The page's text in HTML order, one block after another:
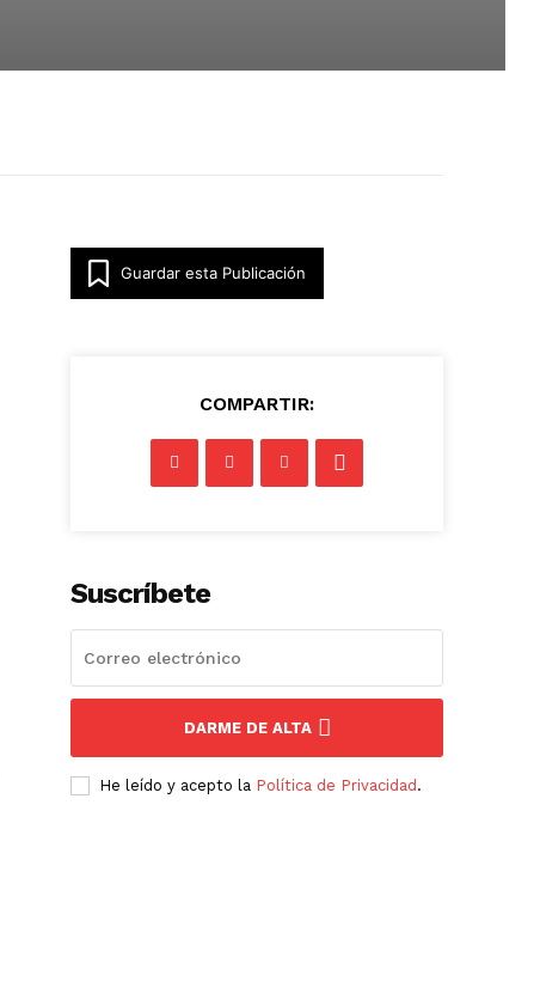
Guardar esta Publicación
COMPARTIR:
Suscríbete
DARME DE ALTA
He leído y acepto la Política de Privacidad.